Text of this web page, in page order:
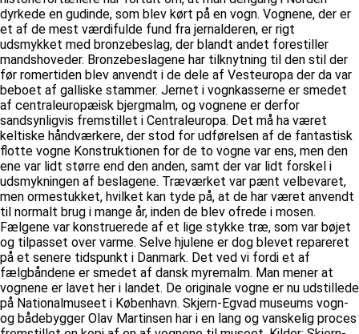
dyrkede en gudinde, som blev kørt på en vogn. Vognene, der er
et af de mest værdifulde fund fra jernalderen, er rigt
udsmykket med bronzebeslag, der blandt andet forestiller
mandshoveder. Bronzebeslagene har tilknytning til den stil der
før romertiden blev anvendt i de dele af Vesteuropa der da var
beboet af galliske stammer. Jernet i vognkasserne er smedet
af centraleuropæisk bjergmalm, og vognene er derfor
sandsynligvis fremstillet i Centraleuropa. Det må ha været
keltiske håndværkere, der stod for udførelsen af de fantastisk
flotte vogne Konstruktionen for de to vogne var ens, men den
ene var lidt større end den anden, samt der var lidt forskel i
udsmykningen af beslagene. Træværket var pænt velbevaret,
men ormestukket, hvilket kan tyde på, at de har været anvendt
til normalt brug i mange år, inden de blev ofrede i mosen.
Fælgene var konstruerede af et lige stykke træ, som var bøjet
og tilpasset over varme. Selve hjulene er dog blevet repareret
på et senere tidspunkt i Danmark. Det ved vi fordi et af
fælgbåndene er smedet af dansk myremalm. Man mener at
vognene er lavet her i landet. De originale vogne er nu udstillede
på Nationalmuseet i København. Skjern-Egvad museums vogn-
og bådebygger Olav Martinsen har i en lang og vanskelig proces